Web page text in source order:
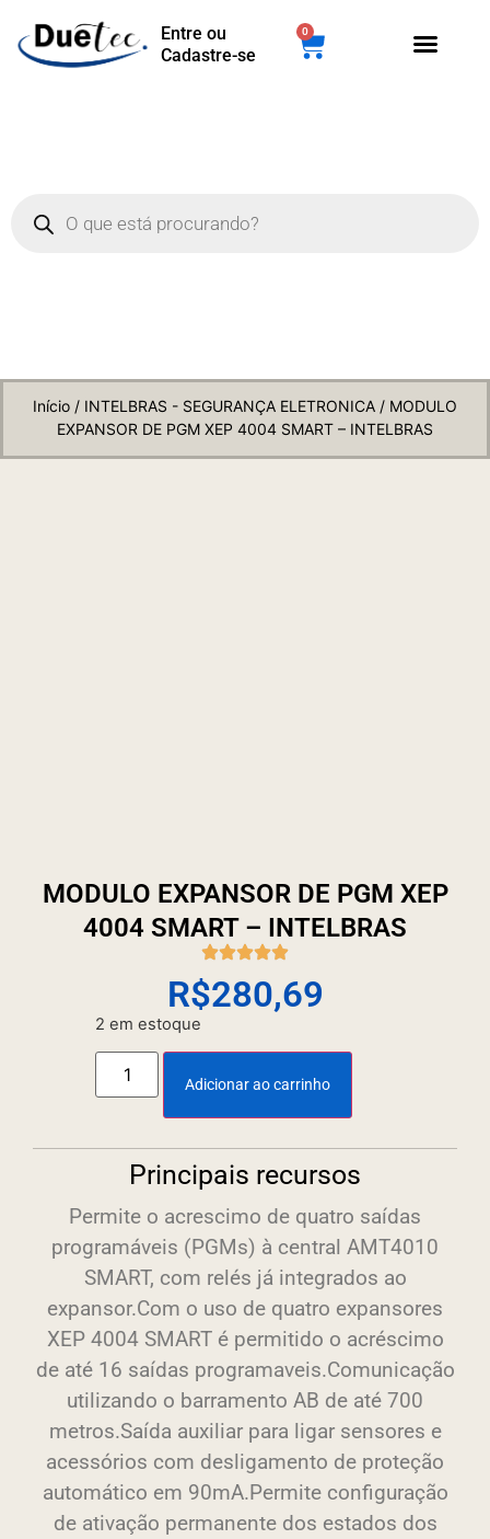
Entre ou
Cadastre-se
0
Início / INTELBRAS - SEGURANÇA ELETRONICA / MODULO
EXPANSOR DE PGM XEP 4004 SMART – INTELBRAS
MODULO EXPANSOR DE PGM XEP
4004 SMART – INTELBRAS
R$280,69
2 em estoque
Adicionar ao carrinho
Principais recursos
Permite o acrescimo de quatro saídas
programáveis (PGMs) à central AMT4010
SMART, com relés já integrados ao
expansor.Com o uso de quatro expansores
XEP 4004 SMART é permitido o acréscimo
de até 16 saídas programaveis.Comunicação
utilizando o barramento AB de até 700
metros.Saída auxiliar para ligar sensores e
acessórios com desligamento de proteção
automático em 90mA.Permite configuração
de ativação permanente dos estados dos